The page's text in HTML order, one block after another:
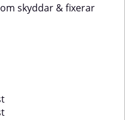
skyddar & fixerar